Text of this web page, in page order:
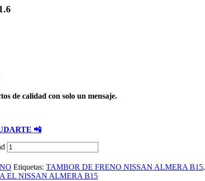
de calidad con solo un mensaje.
📲
Etiquetas: TAMBOR DE FRENO NISSAN ALMERA B15,
EL NISSAN ALMERA B15